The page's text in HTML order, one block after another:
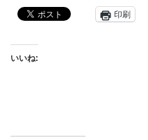
印刷
いいね: